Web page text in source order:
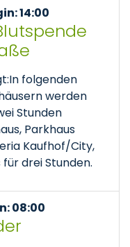
14:00
folgenden
werden
Stunden
Parkhaus
Kaufhof/City,
drei Stunden.
08:00